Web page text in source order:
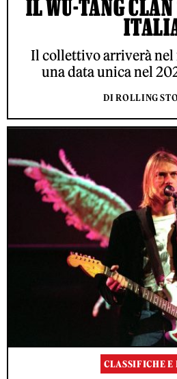
IL WU-TANG
Il collettivo arriverà nel
una data unica nel
DI ROLLING
CLASSIFICHE E